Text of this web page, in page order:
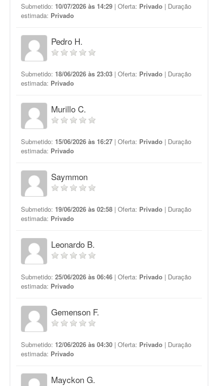
Submetido: 10/07/2026 às 14:29 | Oferta: Privado | Duração
estimada: Privado
Pedro H.
Submetido: 18/06/2026 às 23:03 | Oferta: Privado | Duração
estimada: Privado
Murillo C.
Submetido: 15/06/2026 às 16:27 | Oferta: Privado | Duração
estimada: Privado
Saymmon
Submetido: 19/06/2026 às 02:58 | Oferta: Privado | Duração
estimada: Privado
Leonardo B.
Submetido: 25/06/2026 às 06:46 | Oferta: Privado | Duração
estimada: Privado
Gemenson F.
Submetido: 12/06/2026 às 04:30 | Oferta: Privado | Duração
estimada: Privado
Mayckon G.